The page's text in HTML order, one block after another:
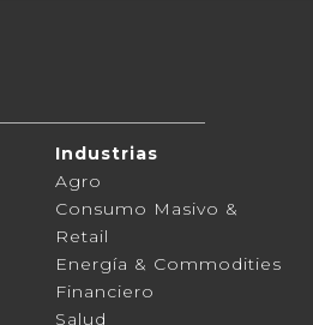
Industrias
Agro
Consumo Masivo &
Retail
Energía & Commodities
Financiero
Salud